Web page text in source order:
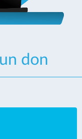
don